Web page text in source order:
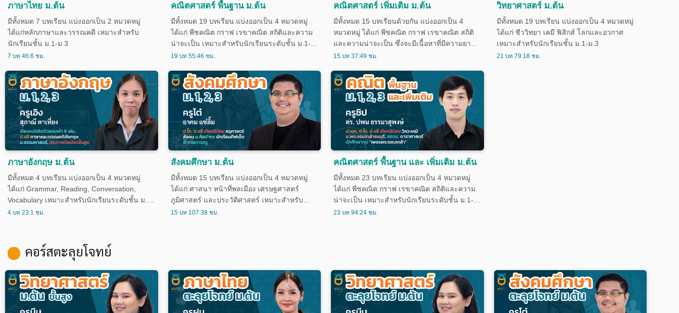
ภาษาไทย ม.ต้น
มีทั้งหมด 7 บทเรียน แบ่งออกเป็น 2 หมวดหมู่
ได้แก่หลักภาษาและวรรณคดี เหมาะสำหรับ
นักเรียนชั้น ม.1-ม.3
7 บท 46:6 ชม.
คณิตศาสตร์ พื้นฐาน ม.ต้น
มีทั้งหมด 19 บทเรียน แบ่งออกเป็น 4 หมวดหมู่
ได้แก่ พีชคณิต กราฟ เรขาคณิต สถิติและความ
น่าจะเป็น เหมาะสำหรับนักเรียนระดับชั้น ม.1-
ม.3
19 บท 55:46 ชม.
คณิตศาสตร์ เพิ่มเติม ม.ต้น
มีทั้งหมด 15 บทเรียนด้วยกัน แบ่งออกเป็น 4
หมวดหมู่ ได้แก่ พีชคณิต กราฟ เรขาคณิต สถิติ
และความน่าจะเป็น ซึ่งจะมีเนื้อหาที่มีความยาก
และมีความสมบูรณ์ครบถ้วนของเนื้อหามากกว่า
ชั้น ม.1-ม.3
15 บท 37:49 ชม.
วิทยาศาสตร์ ม.ต้น
มีทั้งหมด 19 บทเรียน แบ่งออกเป็น 4 หมวดหมู่
ได้แก่ ชีววิทยา เคมี ฟิสิกส์ โลกและอวกาศ
เหมาะสำหรับนักเรียนชั้น ม.1-ม.3
21 บท 79:18 ชม.
ภาษาอังกฤษ ม.ต้น
มีทั้งหมด 4 บทเรียน แบ่งออกเป็น 4 หมวดหมู่
ได้แก่ Grammar, Reading, Conversation,
Vocabulary เหมาะสำหรับนักเรียนระดับชั้น ม.1-
ม.3
4 บท 23:1 ชม.
สังคมศึกษา ม.ต้น
มีทั้งหมด 15 บทเรียน แบ่งออกเป็น 4 หมวดหมู่
ได้แก่ ศาสนา หน้าที่พลเมือง เศรษฐศาสตร์
ภูมิศาสตร์ และประวัติศาสตร์ เหมาะสำหรับ
นักเรียนชั้น ม.1-ม.3
15 บท 107:38 ชม.
คณิตศาสตร์ พื้นฐาน และ เพิ่มเติม ม.ต้น
มีทั้งหมด 23 บทเรียน แบ่งออกเป็น 4 หมวดหมู่
ได้แก่ พีชคณิต กราฟ เรขาคณิต สถิติและความ
น่าจะเป็น เหมาะสำหรับนักเรียนระดับชั้น ม.1-
ม.3
23 บท 94:24 ชม.
คอร์สตะลุยโจทย์